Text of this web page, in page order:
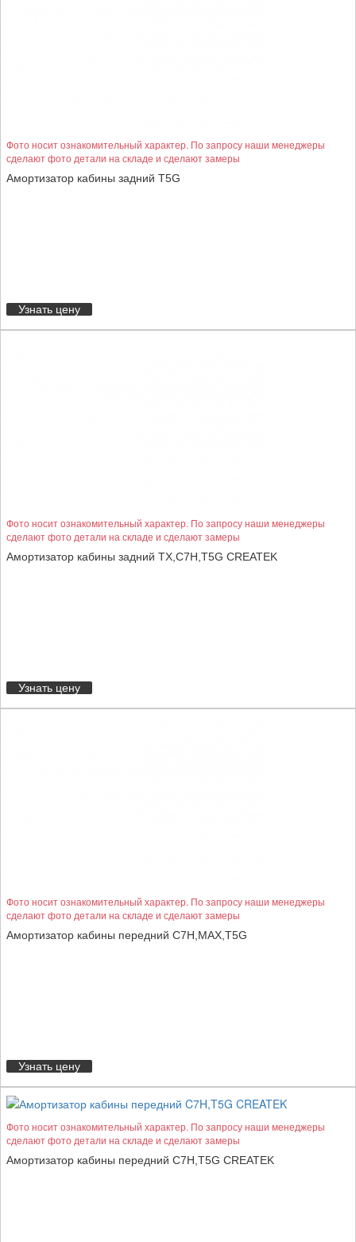
Фото носит ознакомительный характер. По запросу наши менеджеры
сделают фото детали на складе и сделают замеры
Амортизатор кабины задний T5G
Узнать цену
Фото носит ознакомительный характер. По запросу наши менеджеры
сделают фото детали на складе и сделают замеры
Амортизатор кабины задний TX,C7H,T5G CREATEK
Узнать цену
Фото носит ознакомительный характер. По запросу наши менеджеры
сделают фото детали на складе и сделают замеры
Амортизатор кабины передний C7H,MAX,T5G
Узнать цену
Фото носит ознакомительный характер. По запросу наши менеджеры
сделают фото детали на складе и сделают замеры
Амортизатор кабины передний C7H,T5G CREATEK